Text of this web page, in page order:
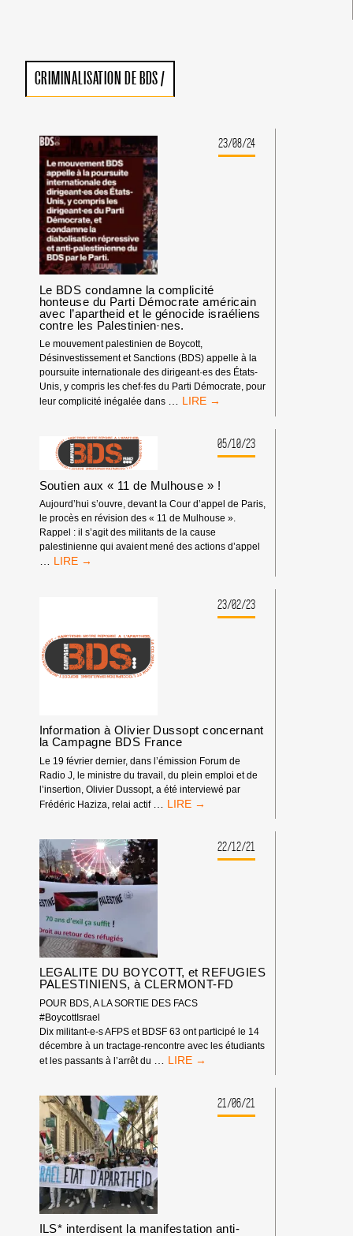
CRIMINALISATION DE BDS/
23/08/24
Le BDS condamne la complicité
honteuse du Parti Démocrate américain
avec l’apartheid et le génocide israéliens
contre les Palestinien·nes.
Le mouvement palestinien de Boycott,
Désinvestissement et Sanctions (BDS) appelle à la
poursuite internationale des dirigeant·es des États-
Unis, y compris les chef·fes du Parti Démocrate, pour
leur complicité inégalée dans
LE
COMPLICITÉ
DU
PARTI
DÉMOCRATE
AMÉRICAIN
AVEC
GÉNOCIDE
ISRAÉLIENS
05/10/23
Soutien aux « 11 de Mulhouse » !
Aujourd’hui s’ouvre, devant la Cour d’appel de Paris,
le procès en révision des « 11 de Mulhouse ».
Rappel : il s’agit des militants de la cause
palestinienne qui avaient mené des actions d’appel
… SOUTIEN
23/02/23
Information à Olivier Dussopt concernant
la Campagne BDS France
Le 19 février dernier, dans l’émission Forum de
Radio J, le ministre du travail, du plein emploi et de
l’insertion, Olivier Dussopt, a été interviewé par
Frédéric Haziza, relai actif
<STRONG>INFORMATION
CONCERNANT
22/12/21
LEGALITE DU BOYCOTT, et REFUGIES
PALESTINIENS, à CLERMONT-FD
POUR BDS, A LA SORTIE DES FACS
#BoycottIsrael
Dix militant-e-s AFPS et BDSF 63 ont participé le 14
décembre à un tractage-rencontre avec les étudiants
et les passants à l’arrêt du
LEGALITE
REFUGIES
21/06/21
ILS* interdisent la manifestation anti-